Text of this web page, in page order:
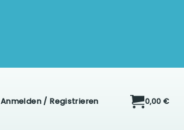
Anmelden / Registrieren 0,00 €